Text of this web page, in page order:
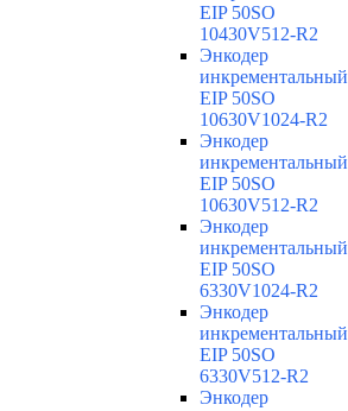
EIP 50SO
10430V512-R2
Энкодер
инкрементальный
EIP 50SO
10630V1024-R2
Энкодер
инкрементальный
EIP 50SO
10630V512-R2
Энкодер
инкрементальный
EIP 50SO
6330V1024-R2
Энкодер
инкрементальный
EIP 50SO
6330V512-R2
Энкодер